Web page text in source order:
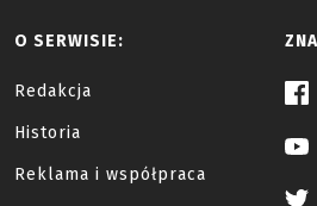
O SERWISIE:
Redakcja
Historia
Reklama i współpraca